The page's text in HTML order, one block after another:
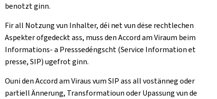
benotzt ginn.
Fir all Notzung vun Inhalter, déi net vun dëse rechtlechen
Aspekter ofgedeckt ass, muss den Accord am Viraum beim
Informations- a Presssedéngscht (Service Information et
presse, SIP) ugefrot ginn.
Ouni den Accord am Viraus vum SIP ass all vostänneg oder
partiell Ännerung, Transformatioun oder Upassung vun de